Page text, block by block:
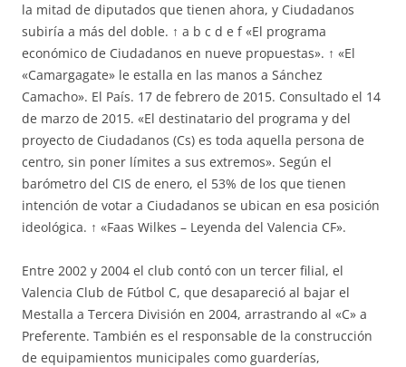
la mitad de diputados que tienen ahora, y Ciudadanos
subiría a más del doble. ↑ a b c d e f «El programa
económico de Ciudadanos en nueve propuestas». ↑ «El
«Camargagate» le estalla en las manos a Sánchez
Camacho». El País. 17 de febrero de 2015. Consultado el 14
de marzo de 2015. «El destinatario del programa y del
proyecto de Ciudadanos (Cs) es toda aquella persona de
centro, sin poner límites a sus extremos». Según el
barómetro del CIS de enero, el 53% de los que tienen
intención de votar a Ciudadanos se ubican en esa posición
ideológica. ↑ «Faas Wilkes – Leyenda del Valencia CF».
Entre 2002 y 2004 el club contó con un tercer filial, el
Valencia Club de Fútbol C, que desapareció al bajar el
Mestalla a Tercera División en 2004, arrastrando al «C» a
Preferente. También es el responsable de la construcción
de equipamientos municipales como guarderías,